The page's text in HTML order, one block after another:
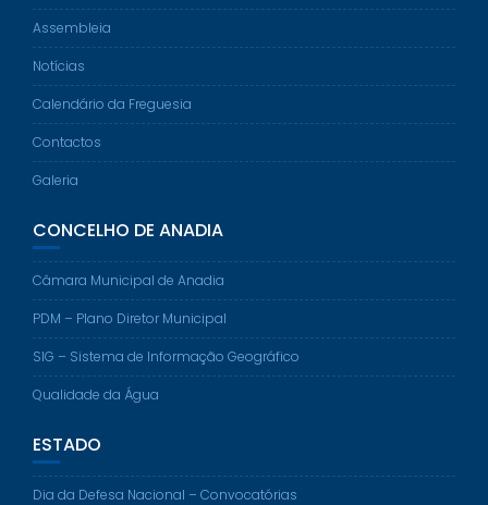
Assembleia
Notícias
Calendário da Freguesia
Contactos
Galeria
CONCELHO DE ANADIA
Câmara Municipal de Anadia
PDM – Plano Diretor Municipal
SIG – Sistema de Informação Geográfico
Qualidade da Água
ESTADO
Dia da Defesa Nacional – Convocatórias